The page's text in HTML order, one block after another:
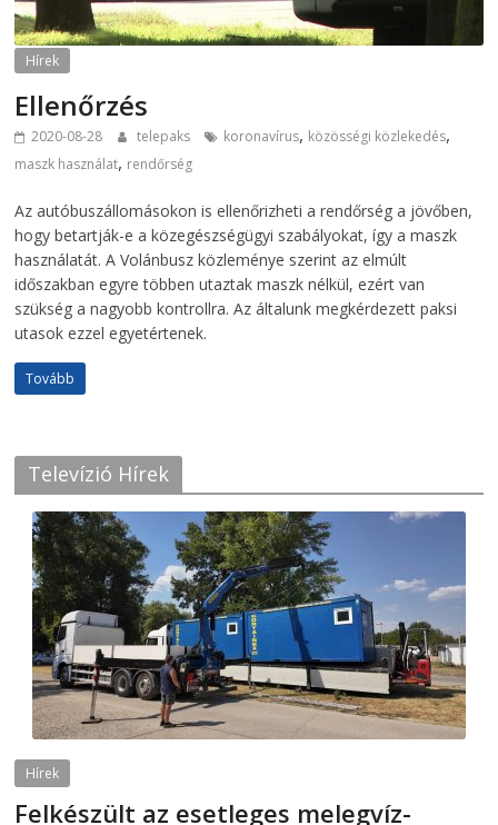
Hírek
Ellenőrzés
2020-08-28 telepaks koronavírus, közösségi közlekedés,
maszk használat, rendőrség
Az autóbuszállomásokon is ellenőrizheti a rendőrség a jövőben,
hogy betartják-e a közegészségügyi szabályokat, így a maszk
használatát. A Volánbusz közleménye szerint az elmúlt
időszakban egyre többen utaztak maszk nélkül, ezért van
szükség a nagyobb kontrollra. Az általunk megkérdezett paksi
utasok ezzel egyetértenek.
Tovább
Televízió Hírek
Hírek
Felkészült az esetleges melegvíz-